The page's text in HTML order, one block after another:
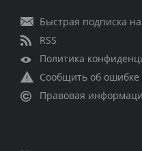
Быстрая подписка
RSS
Политика
Сообщить об ошибке
Правовая